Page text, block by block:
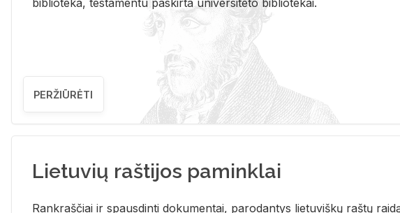
bi­b­lio­te­ka, te­sta­men­tu pa­skir­ta uni­ver­si­te­to bi­b­lio­te­kai.
PERŽIŪRĖTI
Lietuvių raštijos paminklai
Rank­raš­čiai ir spaus­din­ti do­ku­men­tai, pa­ro­dan­tys lie­tu­viš­kų raš­tų